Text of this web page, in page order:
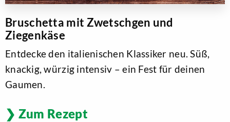
Bruschetta mit Zwetschgen und
Ziegenkäse
Entdecke den italienischen Klassiker neu. Süß,
knackig, würzig intensiv – ein Fest für deinen
Gaumen.
Zum Rezept